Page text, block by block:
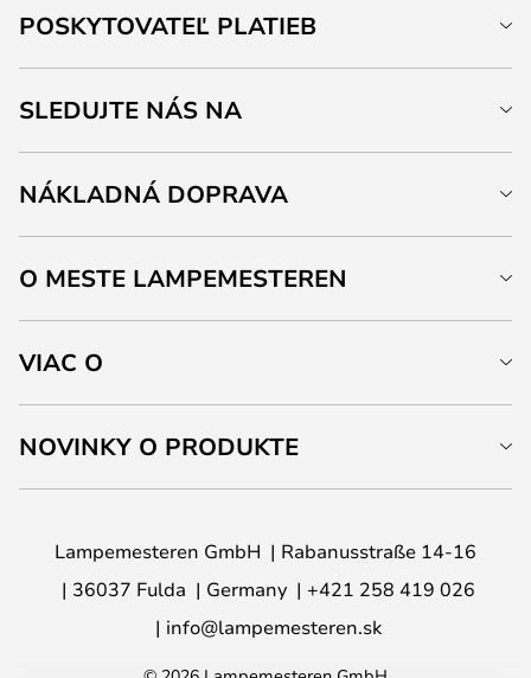
POSKYTOVATEĽ PLATIEB
SLEDUJTE NÁS NA
NÁKLADNÁ DOPRAVA
O MESTE LAMPEMESTEREN
VIAC O
NOVINKY O PRODUKTE
Lampemesteren GmbH
Rabanusstraße 14-16
36037 Fulda
Germany
+421 258 419 026
info@lampemesteren.sk